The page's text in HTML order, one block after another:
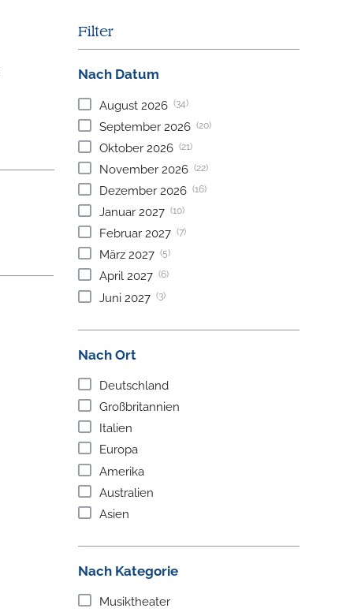
Filter
Nach Datum
August 2026 (34)
September 2026 (20)
Oktober 2026 (21)
November 2026 (22)
Dezember 2026 (16)
Januar 2027 (10)
Februar 2027 (7)
März 2027 (5)
April 2027 (6)
Juni 2027 (3)
Nach Ort
Deutschland
Großbritannien
Italien
Europa
Amerika
Australien
Asien
Nach Kategorie
Musiktheater